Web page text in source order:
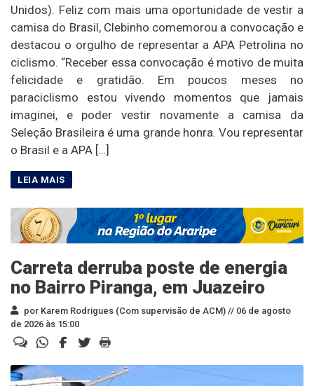
Unidos). Feliz com mais uma oportunidade de vestir a
camisa do Brasil, Clebinho comemorou a convocação e
destacou o orgulho de representar a APA Petrolina no
ciclismo. “Receber essa convocação é motivo de muita
felicidade e gratidão. Em poucos meses no
paraciclismo estou vivendo momentos que jamais
imaginei, e poder vestir novamente a camisa da
Seleção Brasileira é uma grande honra. Vou representar
o Brasil e a APA […]
Carreta derruba poste de energia
no Bairro Piranga, em Juazeiro
por Karem Rodrigues (Com supervisão de ACM) // 06 de agosto
de 2026 às 15:00